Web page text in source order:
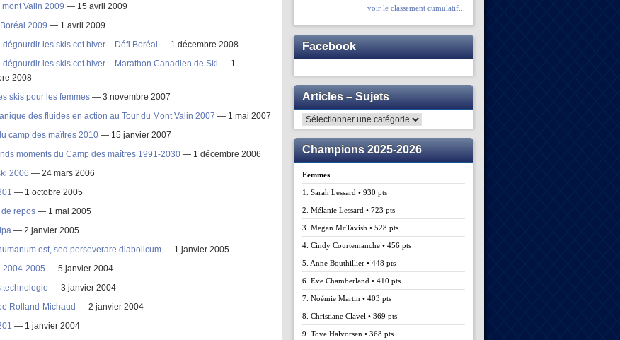
mont Valin 2009 — 15 avril 2009
2009 — 1 avril 2009
dégourdir les skis cet hiver – Défi Boréal — 1 décembre 2008
dégourdir les skis cet hiver – Marathon Canadien de Ski — 1
2008
skis pour les femmes — 3 novembre 2007
des fluides en action au Tour du Mont Valin 2007 — 1 mai 2007
camp des maîtres 2010 — 15 janvier 2007
moments du Camp des maîtres 1991-2030 — 1 décembre 2006
2006 — 24 mars 2006
— 1 octobre 2005
repos — 1 mai 2005
— 2 janvier 2005
est, sed perseverare diabolicum — 1 janvier 2005
2004-2005 — 5 janvier 2004
technologie — 3 janvier 2004
Rolland-Michaud — 2 janvier 2004
— 1 janvier 2004
voir le classement cumulatif...
Facebook
Articles – Sujets
Articles
–
Sujets
Champions 2025-2026
Femmes
1. Sarah Lessard • 930 pts
2. Mélanie Lessard • 723 pts
3. Megan McTavish • 528 pts
4. Cindy Courtemanche • 456 pts
5. Anne Bouthillier • 448 pts
6. Eve Chamberland • 410 pts
7. Noémie Martin • 403 pts
8. Christiane Clavel • 369 pts
9. Tove Halvorsen • 368 pts